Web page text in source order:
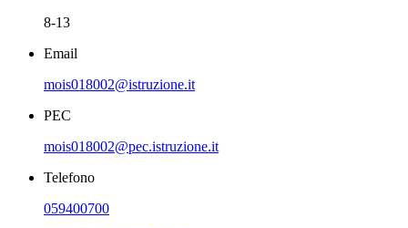
8-13
Email
mois018002@istruzione.it
PEC
mois018002@pec.istruzione.it
Telefono
059400700